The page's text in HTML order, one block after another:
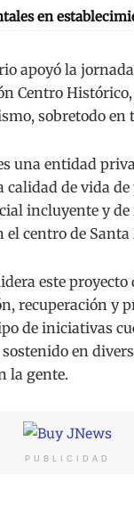
en
apoyó la
Centro
sobretodo en
una entidad
de vida
incluyente y
el centro de
este proyecto
recuperación y
de iniciativas
en
la gente.
PUBLICIDAD